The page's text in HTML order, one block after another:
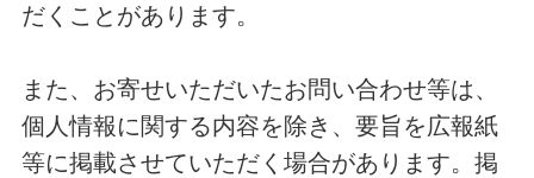
だくことがあります。
また、お寄せいただいたお問い合わせ等は、
個人情報に関する内容を除き、要旨を広報紙
等に掲載させていただく場合があります。掲